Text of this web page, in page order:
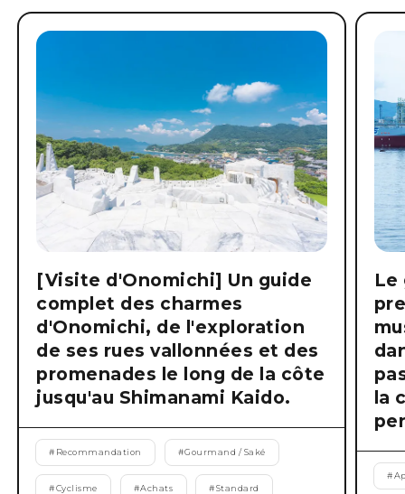
[Visite d'Onomichi] Un guide
complet des charmes
d'Onomichi, de l'exploration
de ses rues vallonnées et des
promenades le long de la côte
jusqu'au Shimanami Kaido.
# Recommandation #Gourmand / Saké
#Cyclisme #Achats #Standard
Le
la
#